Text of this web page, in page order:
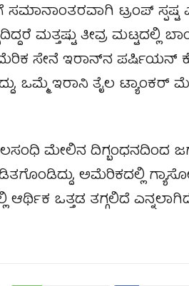
ಟ್ರಂಪ್ ಸ್ಪಷ್ಟ
ಮತ್ತಷ್ಟು ತೀವ್ರ ಮಟ್ಟದಲ್ಲಿ
ಸೇನೆ ಇರಾನ್‌ನ ಪರ್ಷಿಯನ್
ಒಮ್ಮೆ ಇರಾನಿ ತೈಲ
ಮೇಲಿನ ದಿಗ್ಬಂಧನದಿಂದ
ಅಮೆರಿಕದಲ್ಲಿ
ಆರ್ಥಿಕ ಒತ್ತಡ ತಗ್ಗಲಿದೆ